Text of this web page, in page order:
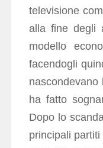
televisione
alla fine degli
modello
facendogli
nascondevano
ha fatto
Dopo lo
principali